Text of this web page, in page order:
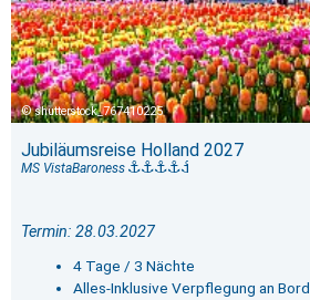
shutterstock_767410225
Jubiläumsreise Holland 2027
MS VistaBaroness
Termin: 28.03.2027
4 Tage / 3 Nächte
Alles-Inklusive Verpflegung an Bord